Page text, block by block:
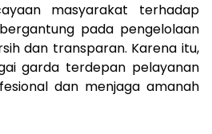
masyarakat terhadap
pada pengelolaan
dan transparan. Karena itu,
garda terdepan pelayanan
dan menjaga amanah